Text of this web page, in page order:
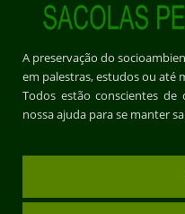
A preservação do
em palestras, estudos ou até
Todos estão conscientes
nossa ajuda para se manter